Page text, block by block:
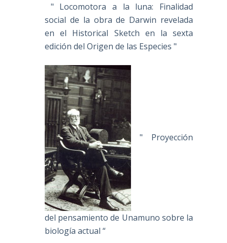
" Locomotora a la luna: Finalidad
social de la obra de Darwin revelada
en el Historical Sketch en la sexta
edición del Origen de las Especies "
" Proyección
del pensamiento de Unamuno sobre la
biología actual “